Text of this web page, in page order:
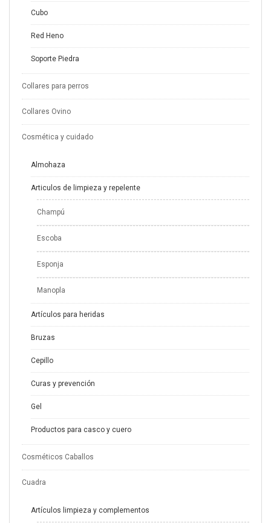
Cubo
Red Heno
Soporte Piedra
Collares para perros
Collares Ovino
Cosmética y cuidado
Almohaza
Articulos de limpieza y repelente
Champú
Escoba
Esponja
Manopla
Artículos para heridas
Bruzas
Cepillo
Curas y prevención
Gel
Productos para casco y cuero
Cosméticos Caballos
Cuadra
Artículos limpieza y complementos